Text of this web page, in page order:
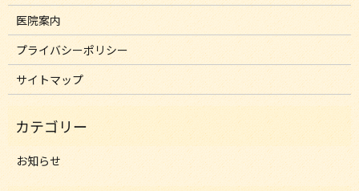
医院案内
プライバシーポリシー
サイトマップ
お知らせ